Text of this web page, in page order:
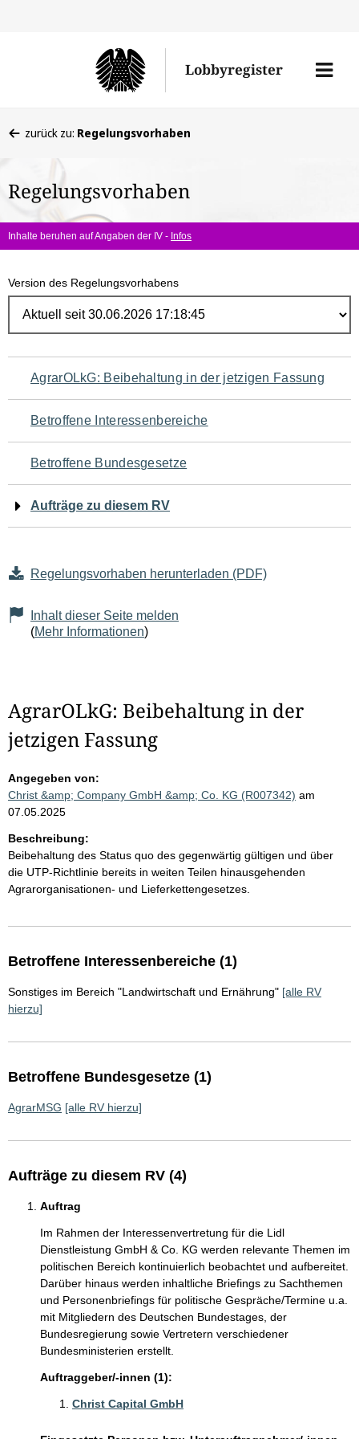
Lobbyregister
Menü
befinden
hier:
zurück zu: Regelungsvorhaben
Regelungsvorhaben
Inhalte beruhen auf Angaben der IV - Infos
Version des Regelungsvorhabens
Navigation
für
den
Seiteninhalt
AgrarOLkG: Beibehaltung in der jetzigen Fassung
Betroffene Interessenbereiche
Betroffene Bundesgesetze
Aufträge zu diesem RV
Regelungsvorhaben herunterladen (PDF)
Inhalt dieser Seite melden
(Mehr Informationen)
AgrarOLkG: Beibehaltung in der
jetzigen Fassung
Angegeben von:
Christ &amp; Company GmbH &amp; Co. KG (R007342) am
07.05.2025
Beschreibung:
Beibehaltung des Status quo des gegenwärtig gültigen und über
die UTP-Richtlinie bereits in weiten Teilen hinausgehenden
Agrarorganisationen- und Lieferkettengesetzes.
Betroffene Interessenbereiche (1)
Sonstiges im Bereich "Landwirtschaft und Ernährung" [alle RV
hierzu]
Betroffene Bundesgesetze (1)
AgrarMSG [alle RV hierzu]
Aufträge zu diesem RV (4)
Auftrag
Im Rahmen der Interessenvertretung für die Lidl
Dienstleistung GmbH & Co. KG werden relevante Themen im
politischen Bereich kontinuierlich beobachtet und aufbereitet.
Darüber hinaus werden inhaltliche Briefings zu Sachthemen
und Personenbriefings für politische Gespräche/Termine u.a.
mit Mitgliedern des Deutschen Bundestages, der
Bundesregierung sowie Vertretern verschiedener
Bundesministerien erstellt.
Auftraggeber/-innen (1):
Christ Capital GmbH